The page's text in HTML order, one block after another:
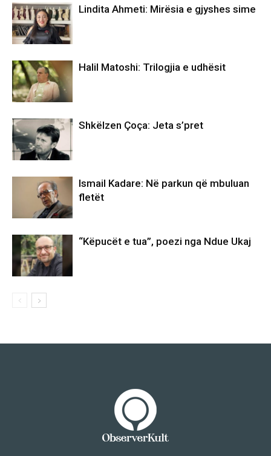
Lindita Ahmeti: Mirësia e gjyshes sime
Halil Matoshi: Trilogjia e udhësit
Shkëlzen Çoça: Jeta s’pret
Ismail Kadare: Në parkun që mbuluan
fletët
“Këpucët e tua”, poezi nga Ndue Ukaj